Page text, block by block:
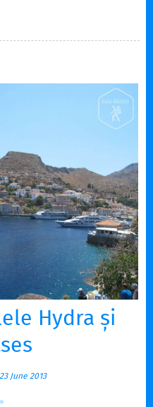
Hydra și
June 2013